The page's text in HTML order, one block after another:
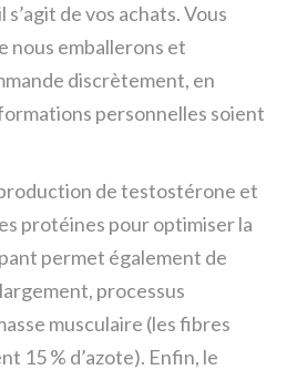
de vos achats. Vous
nous emballerons et
discrètement, en
personnelles soient
de testostérone et
protéines pour optimiser la
permet également de
processus
musculaire (les fibres
15 % d’azote). Enfin, le